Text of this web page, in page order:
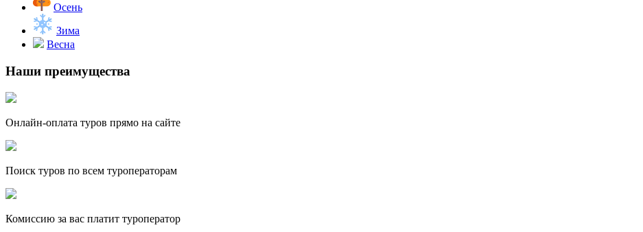
Осень
Зима
Весна
Наши преимущества
Онлайн-оплата туров прямо на сайте
Поиск туров по всем туроператорам
Комиссию за вас платит туроператор